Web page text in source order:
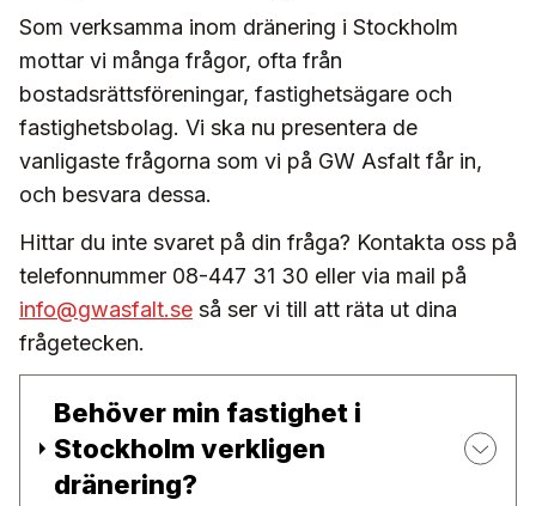
Som verksamma inom dränering i Stockholm
mottar vi många frågor, ofta från
bostadsrättsföreningar, fastighetsägare och
fastighetsbolag. Vi ska nu presentera de
vanligaste frågorna som vi på GW Asfalt får in,
och besvara dessa.
Hittar du inte svaret på din fråga? Kontakta oss på
telefonnummer 08-447 31 30 eller via mail på
info@gwasfalt.se så ser vi till att räta ut dina
frågetecken.
Behöver min fastighet i
Stockholm verkligen
dränering?